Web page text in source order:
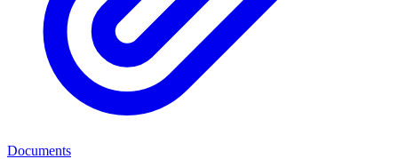
Documents